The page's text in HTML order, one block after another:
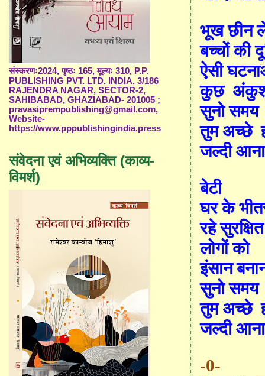
भूख छीन
बच्चों की
ऐसी
कुछ अंकुश
सुनो समय
तुम अच्छे
जल्दी आना
बेटी
घर के
रहे सुरक्षित
लोगों को
इंसान
सुनो समय
तुम अच्छे
जल्दी आना
-0-
संस्करणः2024, पृष्ठः 165, मूल्यः 310, P.P.
PUBLISHING PVT. LTD. INDIA. 3/186
RAJENDRA NAGAR, SECTOR-2,
SAHIBABAD, GHAZIABAD- 201005 ;
pravasiprempublishing@gmail.com,
Website-
https://www.pppublishingindia.press
संवेदना एवं अभिव्यक्ति (काव्य-
विमर्श)